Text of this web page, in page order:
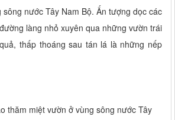
sông nước Tây Nam Bộ. Ấn tượng dọc các
làng nhỏ xuyên qua những vườn trái
thấp thoáng sau tán lá là những nếp
thăm miệt vườn ở vùng sông nước Tây